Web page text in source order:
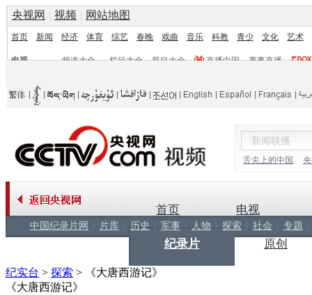
央视网 | 视频 | 网站地图
首页 新闻 经济 体育 综艺 春晚 戏曲 音乐 科教 青少 文化 艺术
电视 频道大全 栏目大全 节目大全 直播中国
赛事直播
舌尖上的中国
首页 电视
纪录片
中国纪录片网 片库 历史 军事 人物 探索 社会 专题
原创
纪实台 > 探索 >
《大唐西游记》
《大唐西游记》